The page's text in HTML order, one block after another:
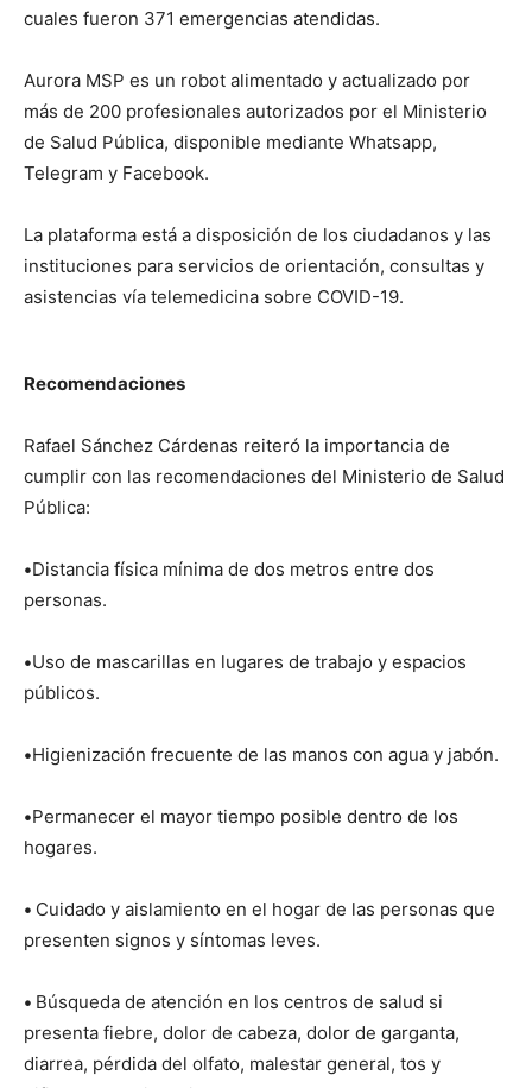
cuales fueron 371 emergencias atendidas.
Aurora MSP es un robot alimentado y actualizado por
más de 200 profesionales autorizados por el Ministerio
de Salud Pública, disponible mediante Whatsapp,
Telegram y Facebook.
La plataforma está a disposición de los ciudadanos y las
instituciones para servicios de orientación, consultas y
asistencias vía telemedicina sobre COVID-19.
Recomendaciones
Rafael Sánchez Cárdenas reiteró la importancia de
cumplir con las recomendaciones del Ministerio de Salud
Pública:
•Distancia física mínima de dos metros entre dos
personas.
•Uso de mascarillas en lugares de trabajo y espacios
públicos.
•Higienización frecuente de las manos con agua y jabón.
•Permanecer el mayor tiempo posible dentro de los
hogares.
• Cuidado y aislamiento en el hogar de las personas que
presenten signos y síntomas leves.
• Búsqueda de atención en los centros de salud si
presenta fiebre, dolor de cabeza, dolor de garganta,
diarrea, pérdida del olfato, malestar general, tos y